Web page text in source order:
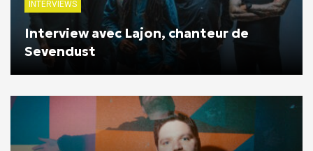
INTERVIEWS
Interview avec Lajon, chanteur de
Sevendust